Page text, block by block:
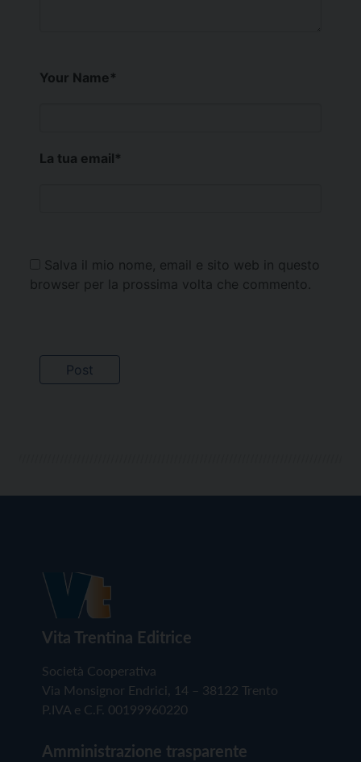
Your Name*
La tua email*
Salva il mio nome, email e sito web in questo
browser per la prossima volta che commento.
Vita Trentina Editrice
Società Cooperativa
Via Monsignor Endrici, 14 – 38122 Trento
P.IVA e C.F. 00199960220
Amministrazione trasparente